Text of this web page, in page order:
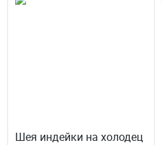
Шея индейки на холодец